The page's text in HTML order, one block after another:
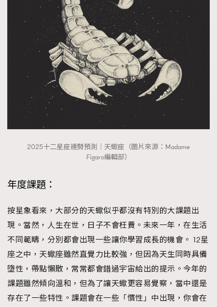
AFrenchMind
DressLikeAParisienne
EmpowerF
FashionWeek FigaroAesthetic
2025十二星座運勢預測｜天蠍座（圖片來源：Madame
Figaro編輯部）
年度課題：
按星象看來，大部分的天蠍似乎都沒有特別的大課題出
現。當然，人生在世，日子不會枉費。未來一年，在生活
不同範疇，分別都會出現一些讓你學習成長的機會。 12星
座之中，天蠍座雖然直覺力比較強，但因為天生同時具備
墮性，帶點懶散，常常都會錯過宇宙給出的提示。今年的
課題雖然傾向溫和，但為了讓天蠍更容易覺察，當中還是
存在了一些特性。課題會在一些「慣性」中出現，你會在